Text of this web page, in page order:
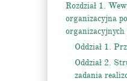
Rozdział 1.
organizacyjna
Oddział 1.
Oddział 2.
zadania